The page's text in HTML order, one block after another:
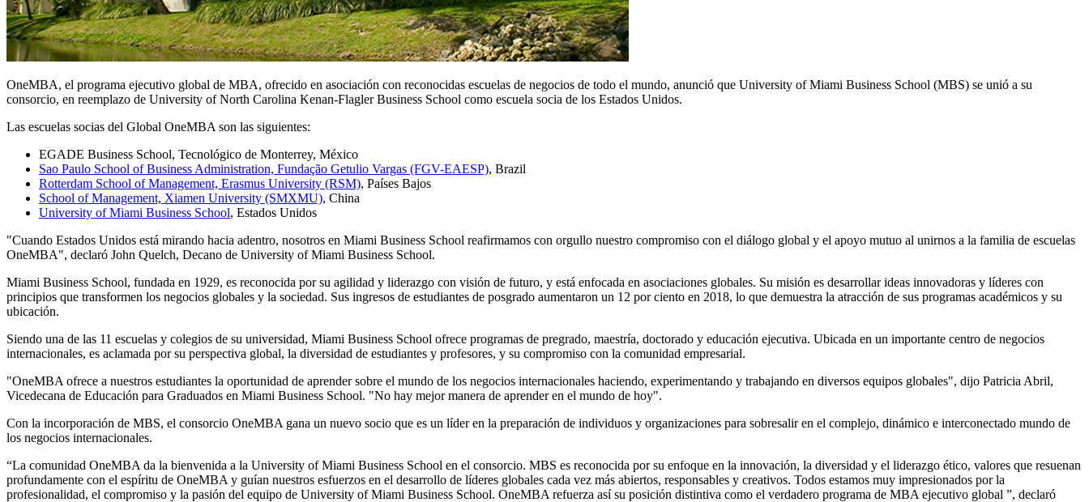
OneMBA, el programa ejecutivo global de MBA, ofrecido en asociación con reconocidas escuelas de negocios de todo el mundo, anunció que University of Miami Business School (MBS) se unió a su
consorcio, en reemplazo de University of North Carolina Kenan-Flagler Business School como escuela socia de los Estados Unidos.
Las escuelas socias del Global OneMBA son las siguientes:
EGADE Business School, Tecnológico de Monterrey, México
Sao Paulo School of Business Administration, Fundação Getulio Vargas (FGV-EAESP), Brazil
Rotterdam School of Management, Erasmus University (RSM), Países Bajos
School of Management, Xiamen University (SMXMU), China
University of Miami Business School, Estados Unidos
"Cuando Estados Unidos está mirando hacia adentro, nosotros en Miami Business School reafirmamos con orgullo nuestro compromiso con el diálogo global y el apoyo mutuo al unirnos a la familia de escuelas
OneMBA", declaró John Quelch, Decano de University of Miami Business School.
Miami Business School, fundada en 1929, es reconocida por su agilidad y liderazgo con visión de futuro, y está enfocada en asociaciones globales. Su misión es desarrollar ideas innovadoras y líderes con
principios que transformen los negocios globales y la sociedad. Sus ingresos de estudiantes de posgrado aumentaron un 12 por ciento en 2018, lo que demuestra la atracción de sus programas académicos y su
ubicación.
Siendo una de las 11 escuelas y colegios de su universidad, Miami Business School ofrece programas de pregrado, maestría, doctorado y educación ejecutiva. Ubicada en un importante centro de negocios
internacionales, es aclamada por su perspectiva global, la diversidad de estudiantes y profesores, y su compromiso con la comunidad empresarial.
"OneMBA ofrece a nuestros estudiantes la oportunidad de aprender sobre el mundo de los negocios internacionales haciendo, experimentando y trabajando en diversos equipos globales", dijo Patricia Abril,
Vicedecana de Educación para Graduados en Miami Business School. "No hay mejor manera de aprender en el mundo de hoy".
Con la incorporación de MBS, el consorcio OneMBA gana un nuevo socio que es un líder en la preparación de individuos y organizaciones para sobresalir en el complejo, dinámico e interconectado mundo de
los negocios internacionales.
“La comunidad OneMBA da la bienvenida a la University of Miami Business School en el consorcio. MBS es reconocida por su enfoque en la innovación, la diversidad y el liderazgo ético, valores que resuenan
profundamente con el espíritu de OneMBA y guían nuestros esfuerzos en el desarrollo de líderes globales cada vez más abiertos, responsables y creativos. Todos estamos muy impresionados por la
profesionalidad, el compromiso y la pasión del equipo de University of Miami Business School. OneMBA refuerza así su posición distintiva como el verdadero programa de MBA ejecutivo global ”, declaró